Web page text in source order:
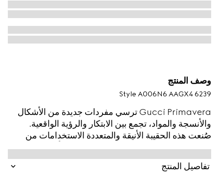
وصف المنتج
Style ‎A006N6 AAGX4 6239
Gucci Primavera ترسي مفردات جديدة من الأشكال
والأنسجة والمواد، تجمع بين الابتكار والرؤية الواقعية.
صُنعت هذه الحقيبة الأنيقة والمتعددة الاستخدامات من
الجلد اللامع بنمط ناعم، ويمكن ارتداؤها أيضاً على الكتف أو
بشكل متقاطع. يكتمل التصميم مع قطعة Horsebit
المعدنية الرمزية الخاصة بالدار.
تفاصيل المنتج